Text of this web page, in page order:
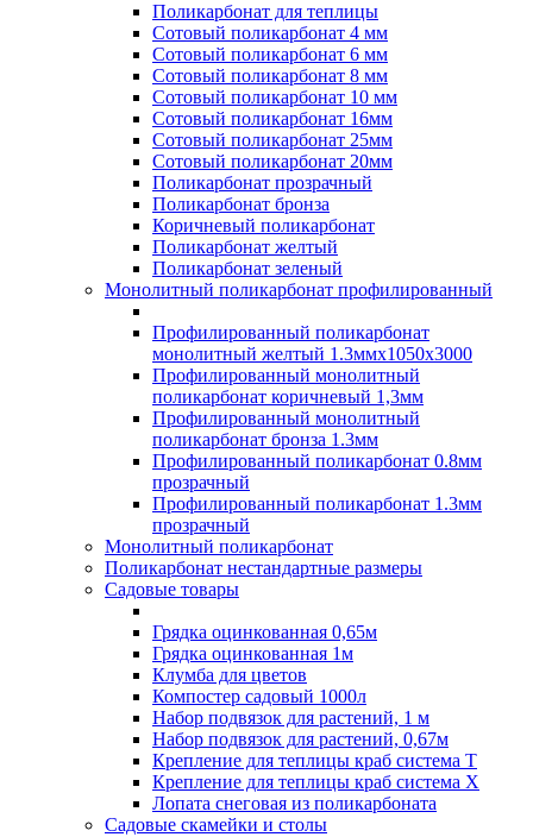
Поликарбонат для теплицы
Сотовый поликарбонат 4 мм
Сотовый поликарбонат 6 мм
Сотовый поликарбонат 8 мм
Сотовый поликарбонат 10 мм
Сотовый поликарбонат 16мм
Сотовый поликарбонат 25мм
Сотовый поликарбонат 20мм
Поликарбонат прозрачный
Поликарбонат бронза
Коричневый поликарбонат
Поликарбонат желтый
Поликарбонат зеленый
Монолитный поликарбонат профилированный
Профилированный поликарбонат
монолитный желтый 1.3ммх1050х3000
Профилированный монолитный
поликарбонат коричневый 1,3мм
Профилированный монолитный
поликарбонат бронза 1.3мм
Профилированный поликарбонат 0.8мм
прозрачный
Профилированный поликарбонат 1.3мм
прозрачный
Монолитный поликарбонат
Поликарбонат нестандартные размеры
Садовые товары
Грядка оцинкованная 0,65м
Грядка оцинкованная 1м
Клумба для цветов
Компостер садовый 1000л
Набор подвязок для растений, 1 м
Набор подвязок для растений, 0,67м
Крепление для теплицы краб система Т
Крепление для теплицы краб система Х
Лопата снеговая из поликарбоната
Садовые скамейки и столы